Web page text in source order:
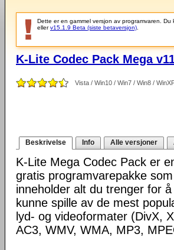
Dette er en gammel versjon av programvaren. Du
ellerv15.1.9 Beta (siste betaversjon)
K-Lite Codec Pack Mega
Vista / Win10 / Win7 / Win8 /
Beskrivelse Info Alle versjoner
K-Lite Mega Codec Pack er
gratis programvarepakke som
inneholder alt du trenger for å
kunne spille av de mest
lyd- og videoformater (DivX,
AC3, WMV, WMA, MP3,